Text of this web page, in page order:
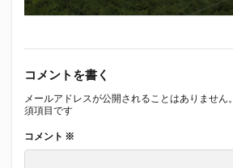
コメントを書く
メールアドレスが公開されることはありません。
須項目です
コメント ※